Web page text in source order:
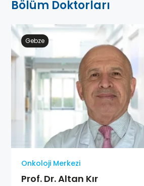
Bölüm Doktorları
Gebze
Onkoloji Merkezi
Prof. Dr. Altan Kır